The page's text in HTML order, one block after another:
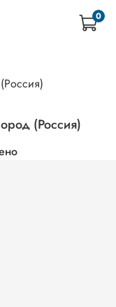
0
(Россия)